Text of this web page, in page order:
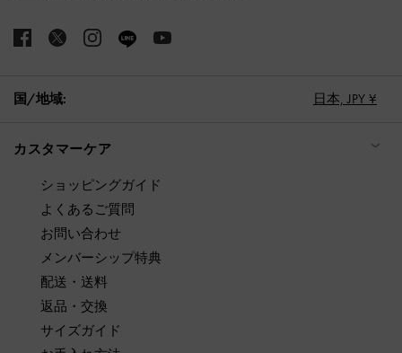
国/地域: 日本, JPY ¥
カスタマーケア
ショッピングガイド
よくあるご質問
お問い合わせ
メンバーシップ特典
配送・送料
返品・交換
サイズガイド